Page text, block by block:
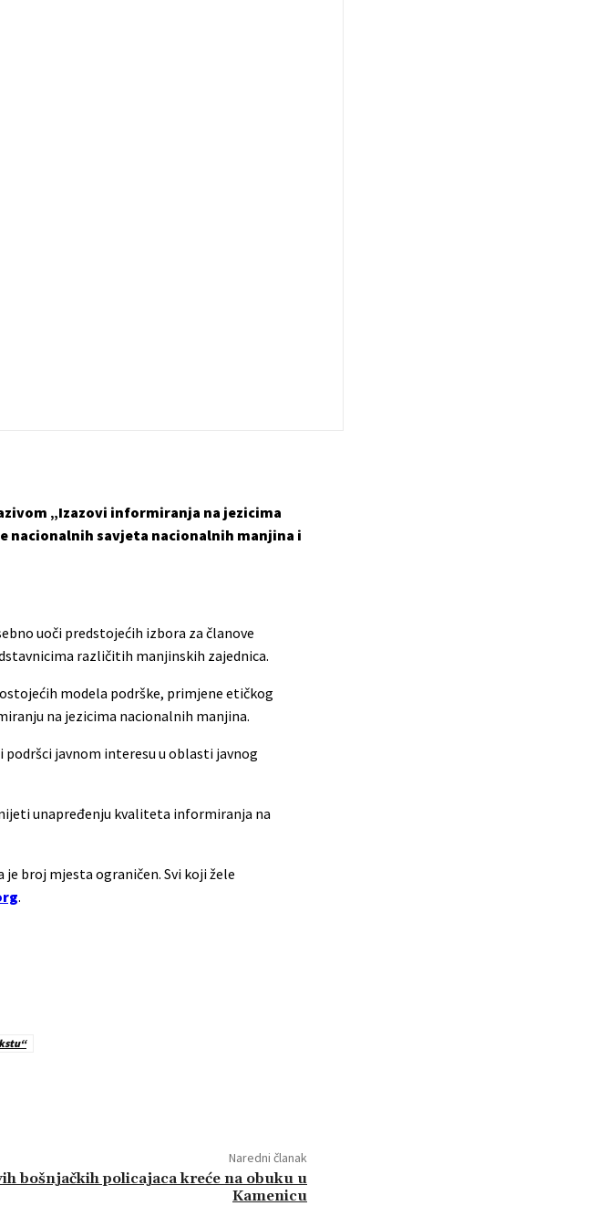
„Izazovi informiranja na jezicima
nacionalnih savjeta nacionalnih manjina i
uoči predstojećih izbora za članove
različitih manjinskih zajednica.
modela podrške, primjene etičkog
na jezicima nacionalnih manjina.
javnom interesu u oblasti javnog
unapređenju kvaliteta informiranja na
broj mjesta ograničen. Svi koji žele
.
Naredni članak
bošnjačkih policajaca kreće na obuku u
Kamenicu